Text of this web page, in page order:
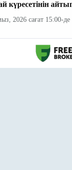
күресетінін
2026 сағат 15:00-де